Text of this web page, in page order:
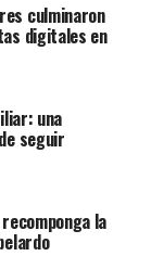
culminaron
digitales en
una
seguir
la